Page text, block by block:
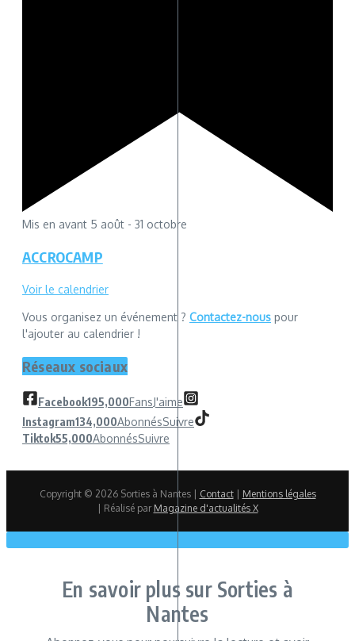
Mis en avant 5 août - 31 octobre
ACCROCAMP
Voir le calendrier
Vous organisez un événement ? Contactez-nous pour
l'ajouter au calendrier !
Réseaux sociaux
Facebook195,000FansJ'aime
Instagram134,000AbonnésSuivre
Tiktok55,000AbonnésSuivre
Copyright © 2026 Sorties à Nantes | Contact| Mentions légales
| Réalisé par Magazine d'actualités X
En savoir plus sur Sorties à
Nantes